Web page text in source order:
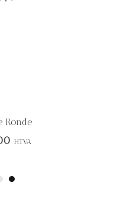
Ronde
HTVA